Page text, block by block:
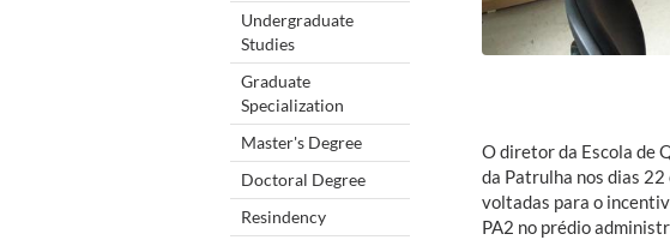
Undergraduate
Studies
Graduate
Specialization
Master's Degree
Doctoral Degree
Resindency
O diretor da Escola de
da Patrulha nos dias
voltadas para o
PA2 no prédio